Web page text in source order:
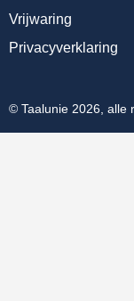
Vrijwaring
Privacyverklaring
© Taalunie 2026, alle